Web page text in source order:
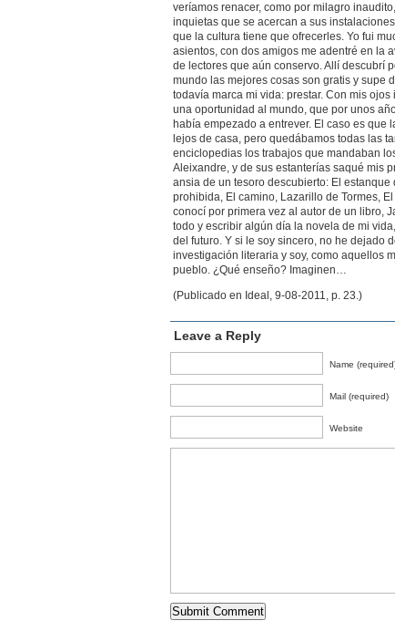
veríamos renacer, como por milagro
inquietas que se acercan a sus
que la cultura tiene que ofrecerles. Yo fui
asientos, con dos amigos me adentré en la
de lectores que aún conservo. Allí descubrí
mundo las mejores cosas son gratis y supe
todavía marca mi vida: prestar. Con mis
una oportunidad al mundo, que por unos
había empezado a entrever. El caso es que
lejos de casa, pero quedábamos todas las
enciclopedias los trabajos que mandaban
Aleixandre, y de sus estanterías saqué mis
ansia de un tesoro descubierto: El estanque
prohibida, El camino, Lazarillo de Tormes,
conocí por primera vez al autor de un libro,
todo y escribir algún día la novela de mi
del futuro. Y si le soy sincero, no he dejado
investigación literaria y soy, como aquellos
pueblo. ¿Qué enseño? Imaginen…
(Publicado en Ideal, 9-08-2011, p. 23.)
Leave a Reply
Name
Mail (required)
Website